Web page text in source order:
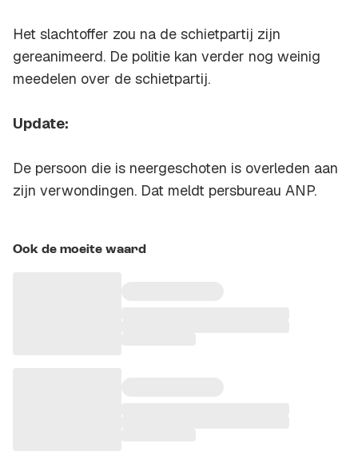
Het slachtoffer zou na de schietpartij zijn
gereanimeerd. De politie kan verder nog weinig
meedelen over de schietpartij.
Update:
De persoon die is neergeschoten is overleden aan
zijn verwondingen. Dat meldt persbureau ANP.
Ook de moeite waard